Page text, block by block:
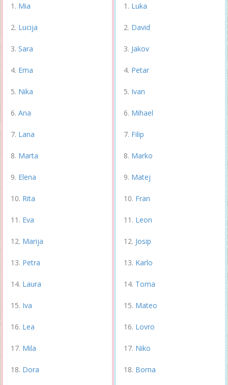
Mia
Lucija
Sara
Ema
Nika
Ana
Lana
Marta
Elena
Rita
Eva
Marija
Petra
Laura
Iva
Lea
Mila
Dora
Luka
David
Jakov
Petar
Ivan
Mihael
Filip
Marko
Matej
Fran
Leon
Josip
Karlo
Toma
Mateo
Lovro
Niko
Borna